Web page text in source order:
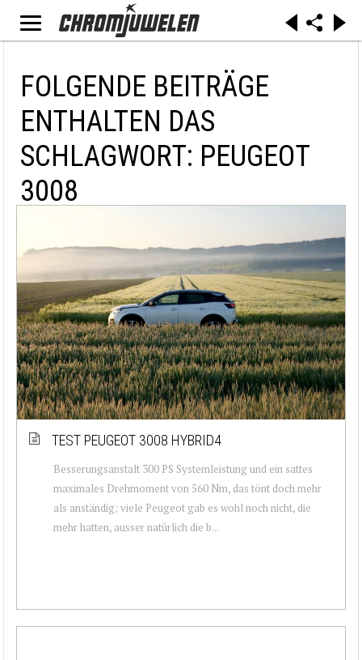
FOLGENDE BEITRÄGE
ENTHALTEN DAS
SCHLAGWORT: PEUGEOT
3008
TEST PEUGEOT 3008 HYBRID4
Besserungsanstalt 300 PS Systemleistung und ein sattes
maximales Drehmoment von 560 Nm, das tönt doch mehr
als anständig; viele Peugeot gab es wohl noch nicht, die
mehr hatten, ausser natürlich die b...